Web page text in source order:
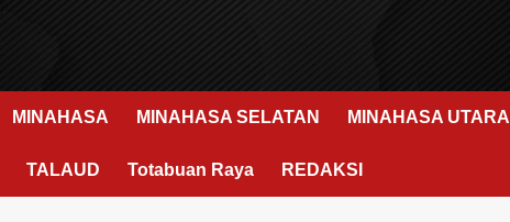
MINAHASA MINAHASA SELATAN MINAHASA UTARA
TALAUD Totabuan Raya REDAKSI